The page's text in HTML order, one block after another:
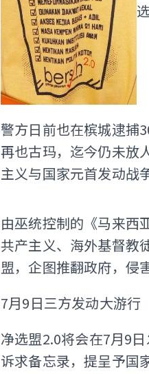
警方日前也在槟城逮捕
再也古玛，迄今仍未放
主义与国家元首发动战争
由巫统控制的《马来西
共产主义、海外基督教
盟，企图推翻政府，侵
7月9日三方发动大游行
净选盟2.0将会在7月9
诉求备忘录，提呈予国